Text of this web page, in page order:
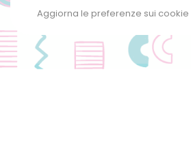
Aggiorna le preferenze sui cookie